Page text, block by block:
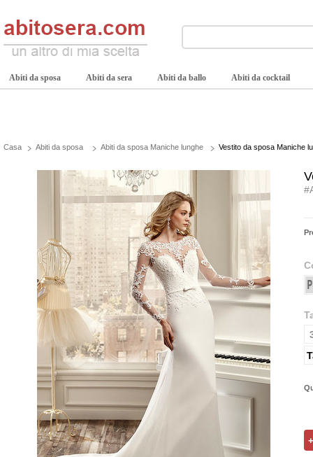
Abiti da sposa Abiti da sera Abiti da ballo Abiti da cocktail
Casa Abiti da sposa Abiti da sposa Maniche lunghe Vestito da sposa Maniche